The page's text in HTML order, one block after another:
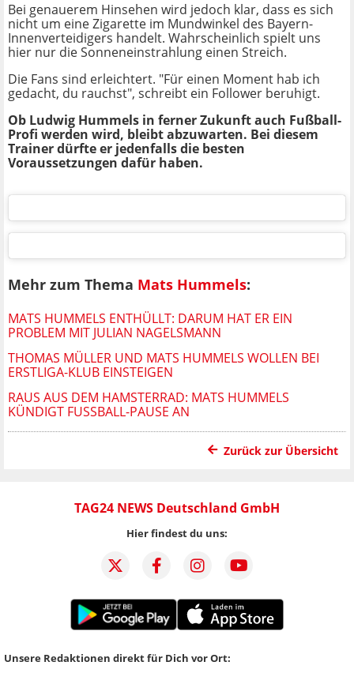
Bei genauerem Hinsehen wird jedoch klar, dass es sich
nicht um eine Zigarette im Mundwinkel des Bayern-
Innenverteidigers handelt. Wahrscheinlich spielt uns
hier nur die Sonneneinstrahlung einen Streich.
Die Fans sind erleichtert. "Für einen Moment hab ich
gedacht, du rauchst", schreibt ein Follower beruhigt.
Ob Ludwig Hummels in ferner Zukunft auch Fußball-
Profi werden wird, bleibt abzuwarten. Bei diesem
Trainer dürfte er jedenfalls die besten
Voraussetzungen dafür haben.
Mehr zum Thema Mats Hummels:
MATS HUMMELS ENTHÜLLT: DARUM HAT ER EIN
PROBLEM MIT JULIAN NAGELSMANN
THOMAS MÜLLER UND MATS HUMMELS WOLLEN BEI
ERSTLIGA-KLUB EINSTEIGEN
RAUS AUS DEM HAMSTERRAD: MATS HUMMELS
KÜNDIGT FUSSBALL-PAUSE AN
Zurück zur Übersicht
TAG24 NEWS Deutschland GmbH
Hier findest du uns:
Unsere Redaktionen direkt für Dich vor Ort: